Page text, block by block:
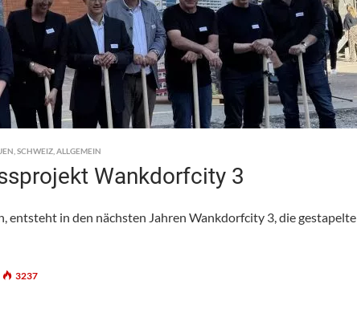
SCHWEIZ ALLGEMEIN
Wankdorfcity 3
entsteht in den nächsten Jahren Wankdorfcity 3, die gestapelte
3237